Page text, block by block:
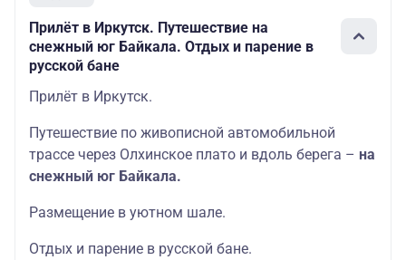
Прилёт в Иркутск. Путешествие на
снежный юг Байкала. Отдых и парение в
русской бане
Прилёт в Иркутск.
Путешествие по живописной автомобильной
трассе через Олхинское плато и вдоль берега – на
снежный юг Байкала.
Размещение в уютном шале.
Отдых и парение в русской бане.